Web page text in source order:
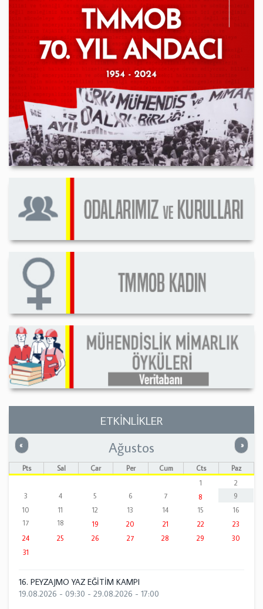
ETKİNLİKLER
« Önceki »
Ağustos
Pts Sal Çar Per Cum Cts
Paz
1
2
3
4 5 6 7 8
9
10
11 12 13 14 15
16
17
18 19 20 21 22
23
24
25 26 27 28 29
30
31
16. PEYZAJMO YAZ EĞİTİM KAMPI
19.08.2026 - 09:30 - 29.08.2026 - 17:00